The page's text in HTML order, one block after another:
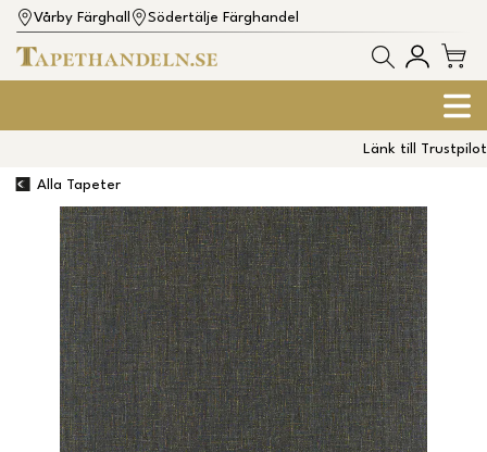
Vårby Färghall Södertälje Färghandel
Länk till Trustpilot
Alla Tapeter